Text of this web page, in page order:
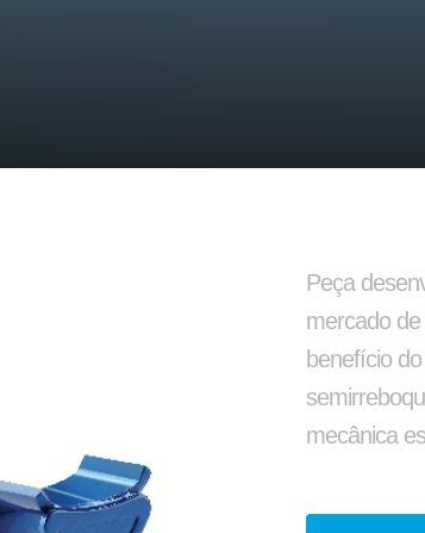
Peça
mercado
benefício
mecânica